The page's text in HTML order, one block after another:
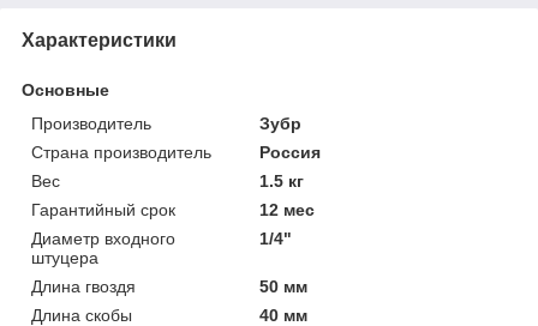
Характеристики
Основные
Производитель
Зубр
Страна производитель
Россия
Вес
1.5 кг
Гарантийный срок
12 мес
Диаметр входного
штуцера
1/4"
Длина гвоздя
50 мм
Длина скобы
40 мм